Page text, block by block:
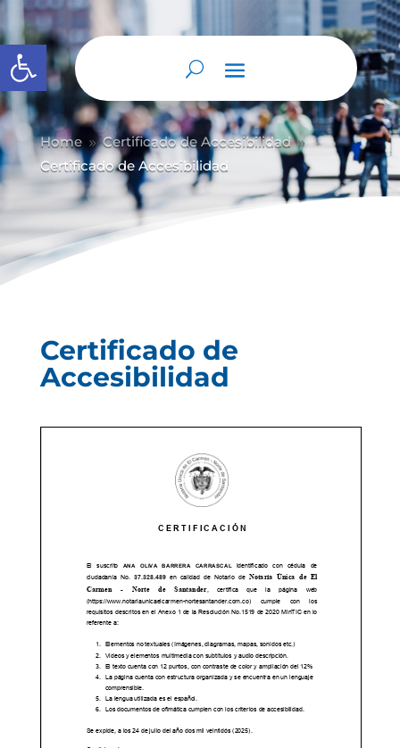
Abrir barra de herramientas
Home 9 Certificado de Accesibilidad 9
Certificado de Accesibilidad
Certificado de
Accesibilidad